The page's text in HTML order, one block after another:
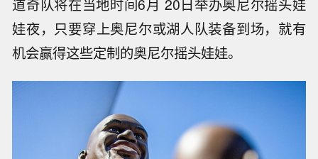
道奇队将在当地时间6月 20日举办奥尼尔摇头娃
娃夜，只要穿上奥尼尔或湖人队装备到场，就有
机会赢得这些定制的奥尼尔摇头娃娃。